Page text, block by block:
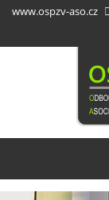
Přejít
obsahu
www.ospzv-aso.cz